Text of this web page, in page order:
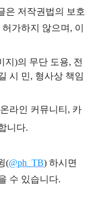
은 저작권법의 보호
가하지 않으며, 이
지)의 무단 도용, 전
시 민, 형사상 책임
라인 커뮤니티, 카
니다.
(@ph_TB) 하시면
수 있습니다.